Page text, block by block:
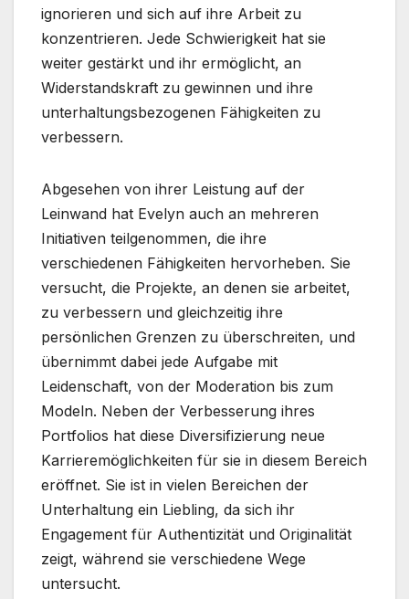
ignorieren und sich auf ihre Arbeit zu
konzentrieren. Jede Schwierigkeit hat sie
weiter gestärkt und ihr ermöglicht, an
Widerstandskraft zu gewinnen und ihre
unterhaltungsbezogenen Fähigkeiten zu
verbessern.
Abgesehen von ihrer Leistung auf der
Leinwand hat Evelyn auch an mehreren
Initiativen teilgenommen, die ihre
verschiedenen Fähigkeiten hervorheben. Sie
versucht, die Projekte, an denen sie arbeitet,
zu verbessern und gleichzeitig ihre
persönlichen Grenzen zu überschreiten, und
übernimmt dabei jede Aufgabe mit
Leidenschaft, von der Moderation bis zum
Modeln. Neben der Verbesserung ihres
Portfolios hat diese Diversifizierung neue
Karrieremöglichkeiten für sie in diesem Bereich
eröffnet. Sie ist in vielen Bereichen der
Unterhaltung ein Liebling, da sich ihr
Engagement für Authentizität und Originalität
zeigt, während sie verschiedene Wege
untersucht.